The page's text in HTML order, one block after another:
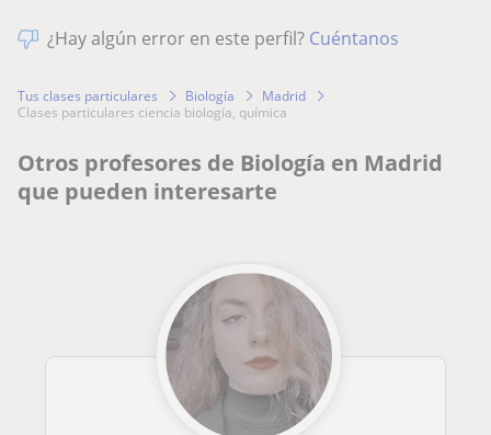
¿Hay algún error en este perfil? Cuéntanos
Tus clases particulares Biología
Madrid
clases particulares ciencia biología, química
Otros profesores de Biología en Madrid
que pueden interesarte